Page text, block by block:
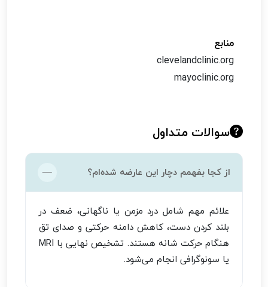
منابع
clevelandclinic.org
mayoclinic.org
سوالات متداول
از کجا بفهمم دچار این عارضه شده‌ام؟
علائم مهم شامل درد مزمن یا ناگهانی، ضعف در
بلند کردن دست، کاهش دامنه حرکتی و صدای تق
هنگام حرکت شانه هستند. تشخیص نهایی با MRI
یا سونوگرافی انجام می‌شود.